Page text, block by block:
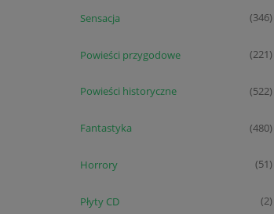
Sensacja (346)
Powieści przygodowe (221)
Powieści historyczne (522)
Fantastyka (480)
Horrory (51)
Płyty CD (2)